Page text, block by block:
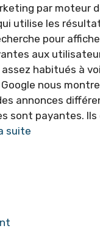
par moteur
utilise les
pour
aux
habitués à
nous
annonces
sont payantes. Ils
suite